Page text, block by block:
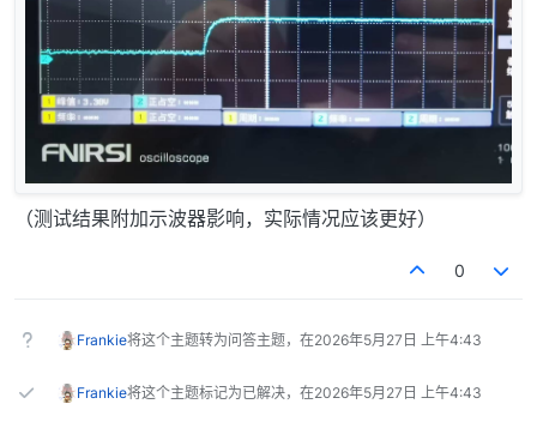
（测试结果附加示波器影响，实际情况应该更好）
0
Frankie将这个主题转为问答主题，在2026年5月27日 上午4:43
Frankie将这个主题标记为已解决，在2026年5月27日 上午4:43